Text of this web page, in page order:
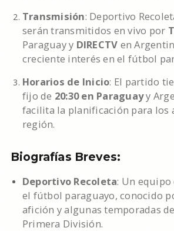
Transmisión: Deportivo
serán transmitidos en vivo por
Paraguay y DIRECTV en
creciente interés en el fútbol
Horarios de Inicio: El partido
fijo de 20:30 en Paraguayy
facilita la planificación para los
región.
Biografías Breves:
Deportivo Recoleta: Un
el fútbol paraguayo, conocido
afición y algunas temporadas
Primera División.